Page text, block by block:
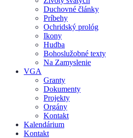
Duchovné články
Príbehy
Ochridský prológ
Ikony
Hudba
Bohoslužobné texty
Na Zamyslenie
VGA
Granty
Dokumenty
Projekty
Orgány
Kontakt
Kalendárium
Kontakt